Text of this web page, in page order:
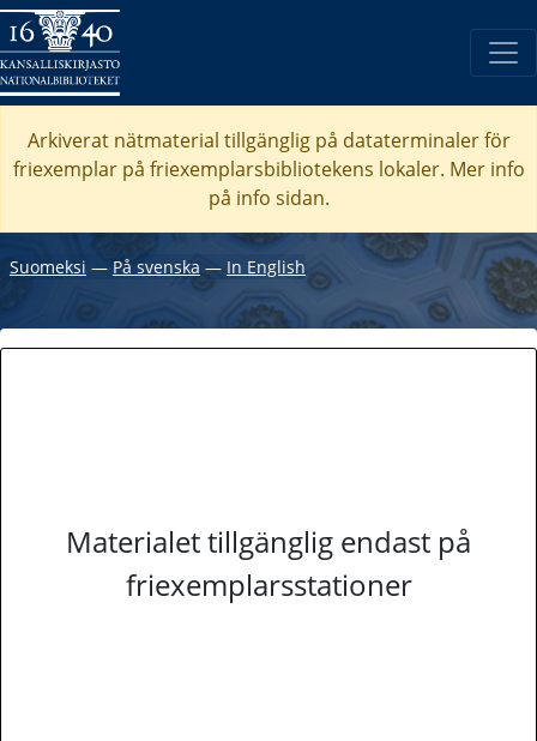
Arkiverat nätmaterial tillgänglig på dataterminaler för
friexemplar på friexemplarsbibliotekens lokaler. Mer info
på info sidan.
Suomeksi ― På svenska ― In English
Materialet tillgänglig endast på
friexemplarsstationer